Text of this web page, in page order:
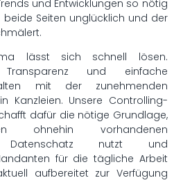
und Entwicklungen so nötig
beide Seiten unglücklich und der
lässt sich schnell lösen.
Transparenz und einfache
mit der zunehmenden
Kanzleien. Unsere Controlling-
dafür die nötige Grundlage,
vorhandenen
Datenschatz nutzt und
für die tägliche Arbeit
aufbereitet zur Verfügung